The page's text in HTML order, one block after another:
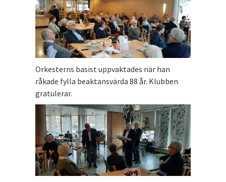
Orkesterns basist uppvaktades när han
råkade fylla beaktansvärda 88 år. Klubben
gratulerar.